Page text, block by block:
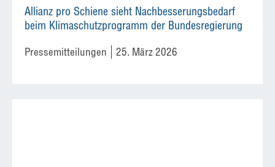
Allianz pro Schiene sieht Nachbesserungsbedarf
beim Klimaschutzprogramm der Bundesregierung
Pressemitteilungen 25. März 2026